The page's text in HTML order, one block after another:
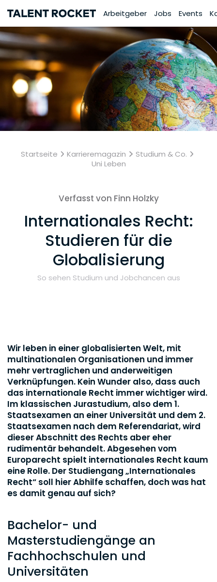
Arbeitgeber Jobs Events
Startseite Karrieremagazin
Studium & Co.
Uni Leben
Verfasst von Finn Holzky
Internationales Recht:
Studieren für die
Globalisierung
So sehen Studium und Jobchancen aus
Wir leben in einer globalisierten Welt, mit
multinationalen Organisationen und immer
mehr vertraglichen und anderweitigen
Verknüpfungen. Kein Wunder also, dass auch
das internationale Recht immer wichtiger wird.
Im klassischen Jurastudium, also dem 1.
Staatsexamen an einer Universität und dem 2.
Staatsexamen nach dem Referendariat, wird
dieser Abschnitt des Rechts aber eher
rudimentär behandelt. Abgesehen vom
Europarecht spielt internationales Recht kaum
eine Rolle. Der Studiengang „Internationales
Recht“ soll hier Abhilfe schaffen, doch was hat
es damit genau auf sich?
Bachelor- und
Masterstudiengänge an
Fachhochschulen und
Universitäten